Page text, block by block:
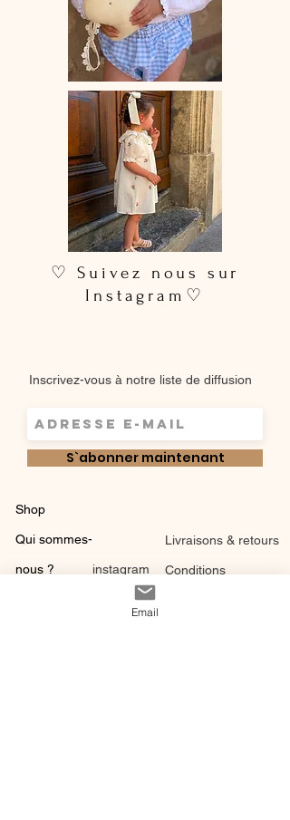
♡ Suivez nous sur
Instagram♡
Inscrivez-vous à notre liste de diffusion
S`abonner maintenant
Shop
Qui sommes-
nous ? instagram
Livraisons & retours
Conditions
Email